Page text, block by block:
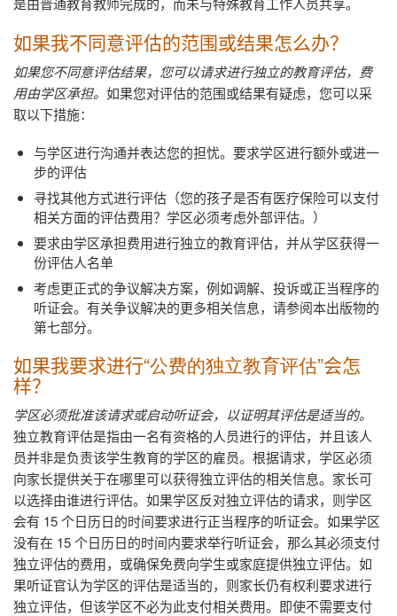
如果我不同意评估的范围或结果怎么办？
如果您不同意评估结果，您可以请求进行独立的教育评估，费
用由学区承担。 如果您对评估的范围或结果有疑虑，您可以采
取以下措施：
与学区进行沟通并表达您的担忧。要求学区进行额外或进一
步的评估
寻找其他方式进行评估（您的孩子是否有医疗保险可以支付
相关方面的评估费用？学区必须考虑外部评估。）
要求由学区承担费用进行独立的教育评估，并从学区获得一
份评估人名单
考虑更正式的争议解决方案，例如调解、投诉或正当程序的
听证会。有关争议解决的更多相关信息，请参阅本出版物的
第七部分。
如果我要求进行“公费的独立教育评估”会怎
样？
学区必须批准该请求或启动听证会，以证明其评估是适当的。
独立教育评估是指由一名有资格的人员进行的评估，并且该人
员并非是负责该学生教育的学区的雇员。根据请求，学区必须
向家长提供关于在哪里可以获得独立评估的相关信息。家长可
以选择由谁进行评估。如果学区反对独立评估的请求，则学区
会有 15个日历日的时间要求进行正当程序的听证会。如果学区
没有在 15个日历日的时间内要求举行听证会，那么其必须支付
独立评估的费用，或确保免费向学生或家庭提供独立评估。如
果听证官认为学区的评估是适当的，则家长仍有权利要求进行
独立评估，但该学区不必为此支付相关费用。即使不需要支付